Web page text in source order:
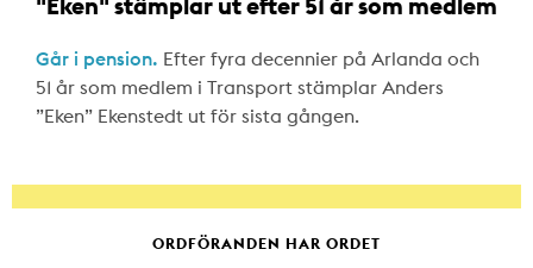
Går i pension. Efter fyra decennier på Arlanda och
51 år som medlem i Transport stämplar Anders
”Eken” Ekenstedt ut för sista gången.
ORDFÖRANDEN HAR ORDET